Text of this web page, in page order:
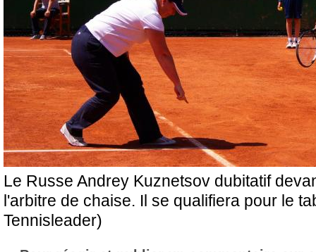
Le Russe Andrey Kuznetsov dubitatif
l'arbitre de chaise. Il se qualifiera pour le
Tennisleader)